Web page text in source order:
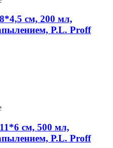
см, 200 мл,
P.L. Proff
см, 500 мл,
P.L. Proff